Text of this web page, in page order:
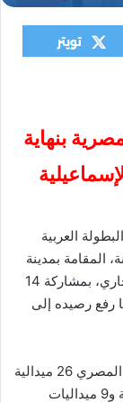
بنهاية
العربية
للفئتين تحت 23 سنة وتحت 16 سنة، المقامة بمدينة
الإسماعيلية خلال الفترة من 20 إلى 24 يونيو الجاري، بمشاركة 14
رفع رصيده إلى
ففي منافسات فئة تحت 16 سنة، حصد المنتخب المصري 26 ميدالية
متنوعة، بواقع 11 ميدالية ذهبية و6 ميداليات فضية و9 ميداليات